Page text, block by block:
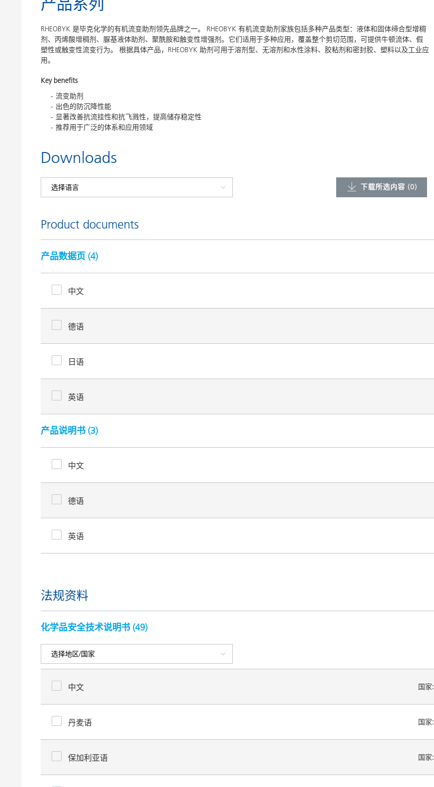
产品系列
RHEOBYK 是毕克化学的有机流变助剂领先品牌之一。 RHEOBYK 有机流变助剂家族包括多种产品类型：液体和固体缔合型增稠
剂、丙烯酸增稠剂、脲基液体助剂、聚酰胺和触变性增强剂。它们适用于多种应用，覆盖整个剪切范围，可提供牛顿流体、假
塑性或触变性流变行为。 根据具体产品，RHEOBYK 助剂可用于溶剂型、无溶剂和水性涂料、胶粘剂和密封胶、塑料以及工业应
用。
Key benefits
流变助剂
出色的防沉降性能
显著改善抗流挂性和抗飞溅性，提高储存稳定性
推荐用于广泛的体系和应用领域
Downloads
下载所选内容 (0)
Product documents
产品数据页 (4)
中文
德语
日语
英语
产品说明书 (3)
中文
德语
英语
法规资料
化学品安全技术说明书 (49)
中文 国家:
丹麦语 国家:
保加利亚语 国家: